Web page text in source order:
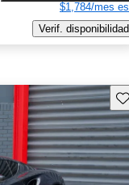
$1,784/mes
Verif. disponibilidad